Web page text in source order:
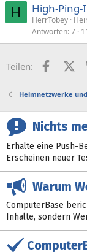
H High-
HerrTobey
Antworten 7
Teilen:
Heimnetzwerke
Nichts
Erhalte eine Push-
Erscheinen neuer
Warum
ComputerBase
Inhalte, sondern